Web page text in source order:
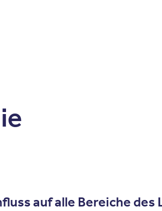
auf alle Bereiche